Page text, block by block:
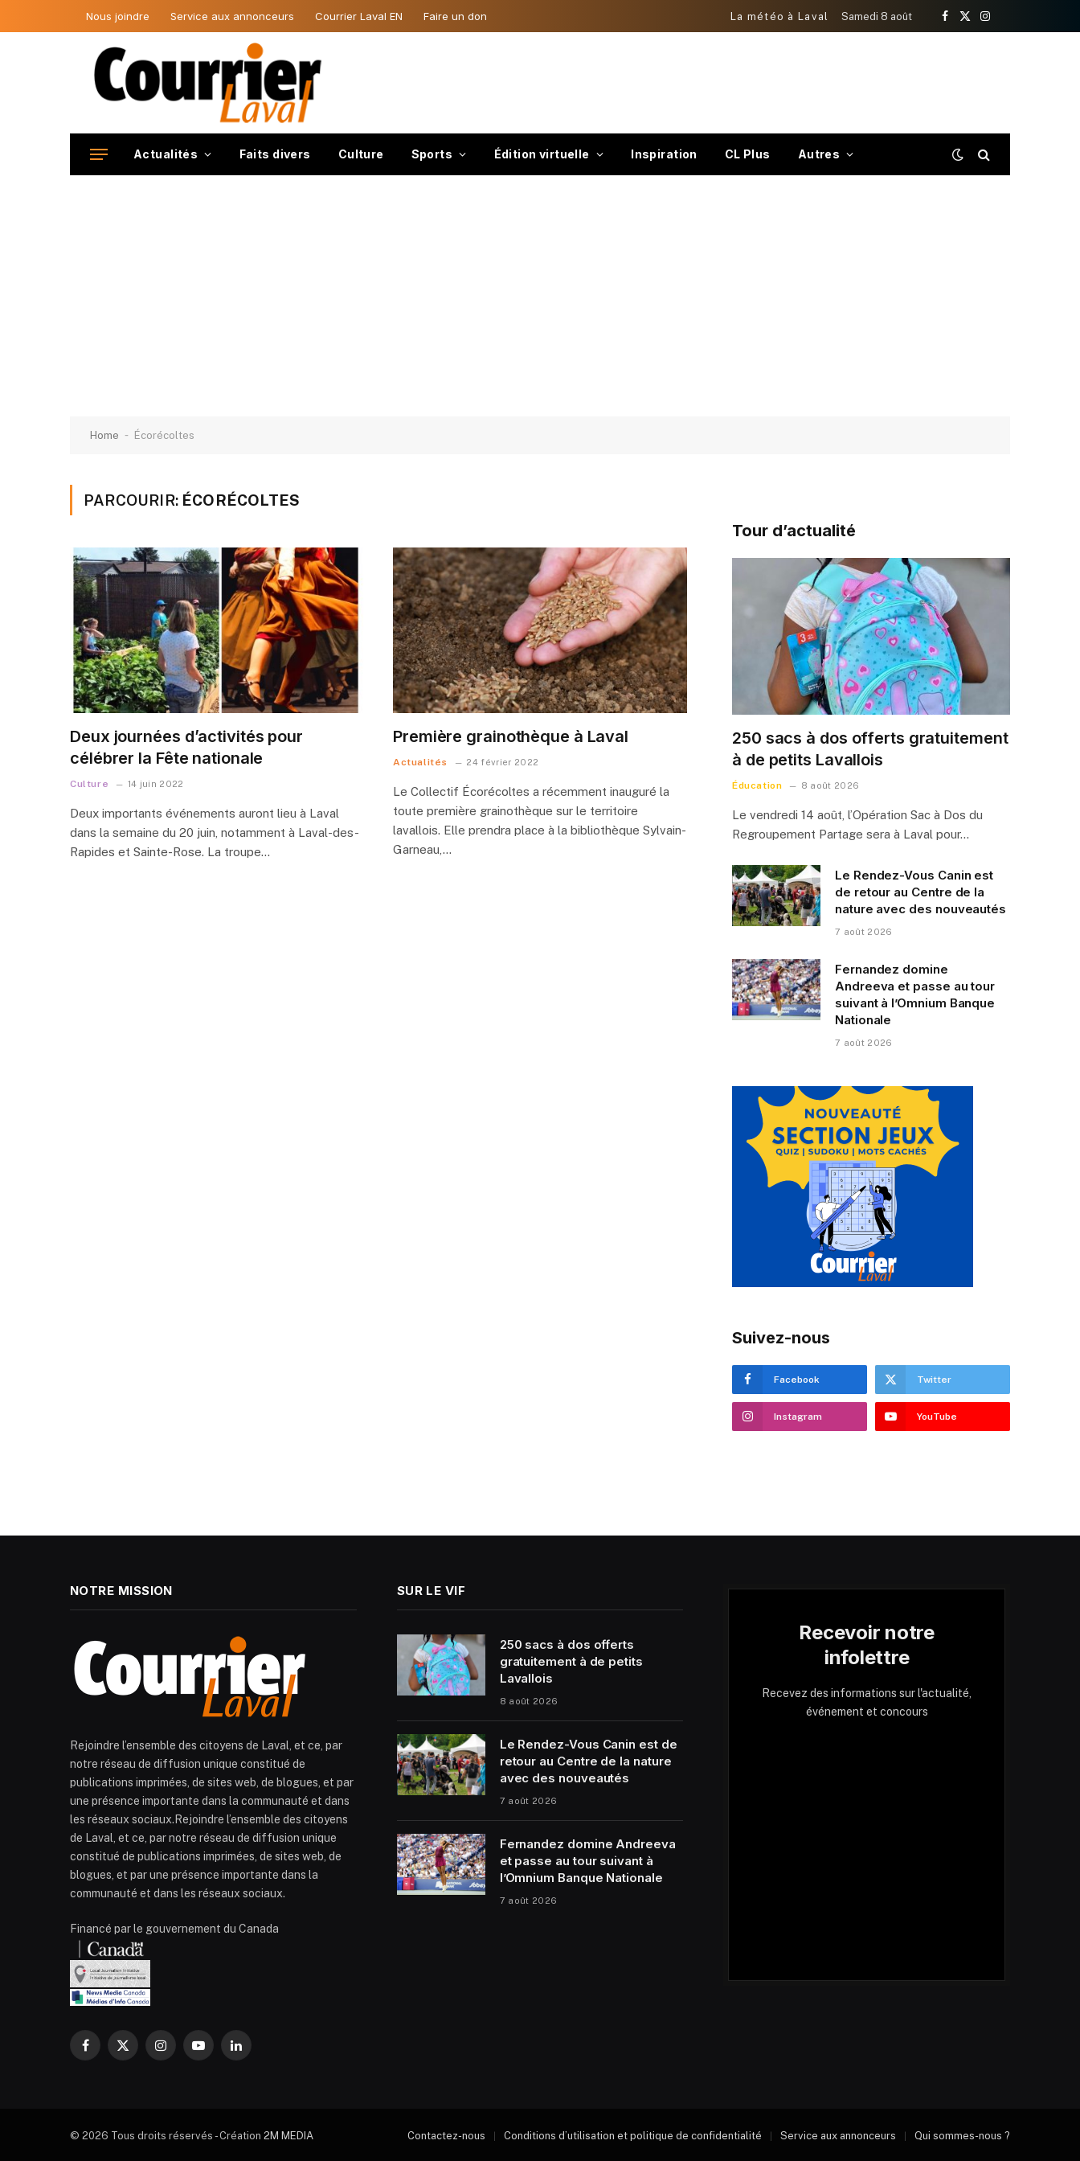
Nous joindre Service aux annonceurs Courrier Laval EN Faire un don La météo à Laval Samedi 8 août
Facebook
X
Instagram
Actualités Faits divers Culture Sports Édition virtuelle Inspiration CL Plus Autres
Home - Écorécoltes
PARCOURIR: ÉCORÉCOLTES
Deux journées d’activités pour
célébrer la Fête nationale
Culture 14 juin 2022
Deux importants événements auront lieu à Laval
dans la semaine du 20 juin, notamment à Laval-des-
Rapides et Sainte-Rose. La troupe…
Première grainothèque à Laval
Actualités 24 février 2022
Le Collectif Écorécoltes a récemment inauguré la
toute première grainothèque sur le territoire
lavallois. Elle prendra place à la bibliothèque Sylvain-
Garneau,…
Tour d’actualité
250 sacs à dos offerts gratuitement
à de petits Lavallois
Éducation 8 août 2026
Le vendredi 14 août, l’Opération Sac à Dos du
Regroupement Partage sera à Laval pour…
Le Rendez-Vous Canin est
de retour au Centre de la
nature avec des nouveautés
7 août 2026
Fernandez domine
Andreeva et passe au tour
suivant à l’Omnium Banque
Nationale
7 août 2026
Suivez-nous
Facebook Twitter
Instagram YouTube
NOTRE MISSION
Rejoindre l’ensemble des citoyens de Laval, et ce, par
notre réseau de diffusion unique constitué de
publications imprimées, de sites web, de blogues, et par
une présence importante dans la communauté et dans
les réseaux sociaux.Rejoindre l’ensemble des citoyens
de Laval, et ce, par notre réseau de diffusion unique
constitué de publications imprimées, de sites web, de
blogues, et par une présence importante dans la
communauté et dans les réseaux sociaux.
Financé par le gouvernement du Canada
Facebook
X
InstagramYouTubeLinkedIn
SUR LE VIF
250 sacs à dos offerts
gratuitement à de petits
Lavallois
8 août 2026
Le Rendez-Vous Canin est de
retour au Centre de la nature
avec des nouveautés
7 août 2026
Fernandez domine Andreeva
et passe au tour suivant à
l’Omnium Banque Nationale
7 août 2026
Recevoir notre
infolettre
Recevez des informations sur l'actualité,
événement et concours
© 2026 Tous droits réservés - Création 2M MEDIA Contactez-nous Conditions d’utilisation et politique de confidentialité Service aux annonceurs Qui sommes-nous ?